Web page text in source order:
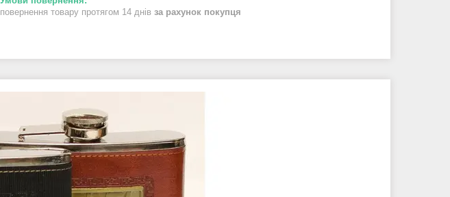
повернення товару протягом 14 днів за рахунок покупця